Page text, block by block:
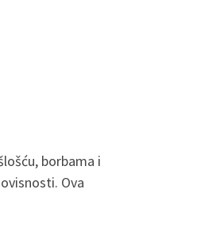
borbama i
Ova